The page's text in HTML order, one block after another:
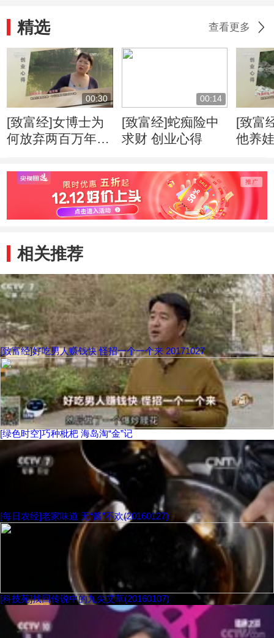
精选 查看更多
00:30
[致富经]女博士为
何放弃两百万年薪
00:14
[致富经]蛇痴险中
求财 创业心得
[致富
他养
相关推荐
[致富经]好吃男人赚钱快 怪招一个一个来 20171027
[绿色时空]巧种枇杷 海岛淘“金”记
[每日农经]老家味道 无“酱”不欢(20160127)
[科技苑]找回传说中的九尖艾草(20160107)